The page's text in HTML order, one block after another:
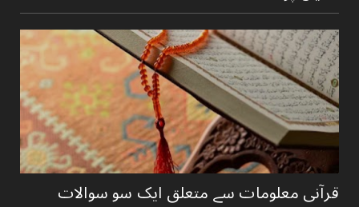
قرآنی ‏معلومات ‏سے ‏متعلق ‏ایک ‏سو ‏سوالات ‏